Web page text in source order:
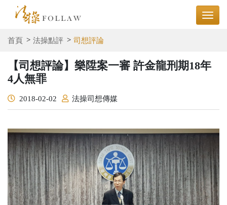
首頁 法操點評 司想評論
【司想評論】樂陞案一審 許金龍刑期18年
4人無罪
2018-02-02 法操司想傳媒